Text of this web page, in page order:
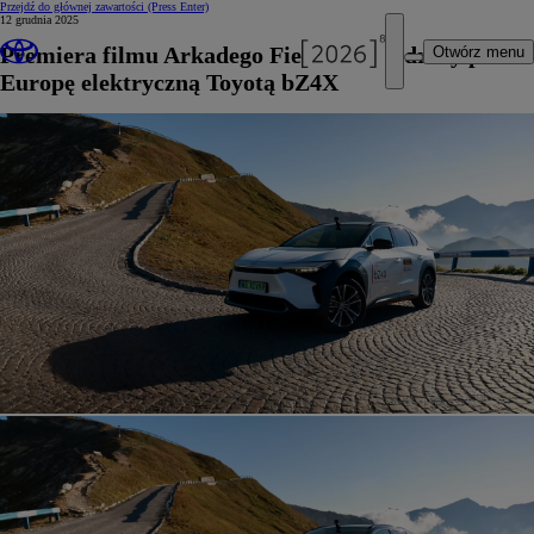
Przejdź do głównej zawartości (Press Enter)
Otwórz menu
12 grudnia 2025
Premiera filmu Arkadego Fiedlera o podróży przez
Europę elektryczną Toyotą bZ4X